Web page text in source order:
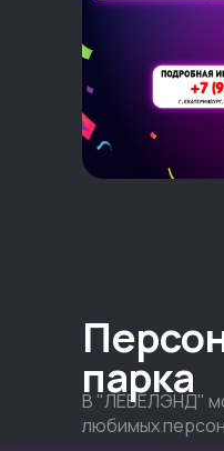
парка
В "ЛЕВЕЛЭНД"
любимых